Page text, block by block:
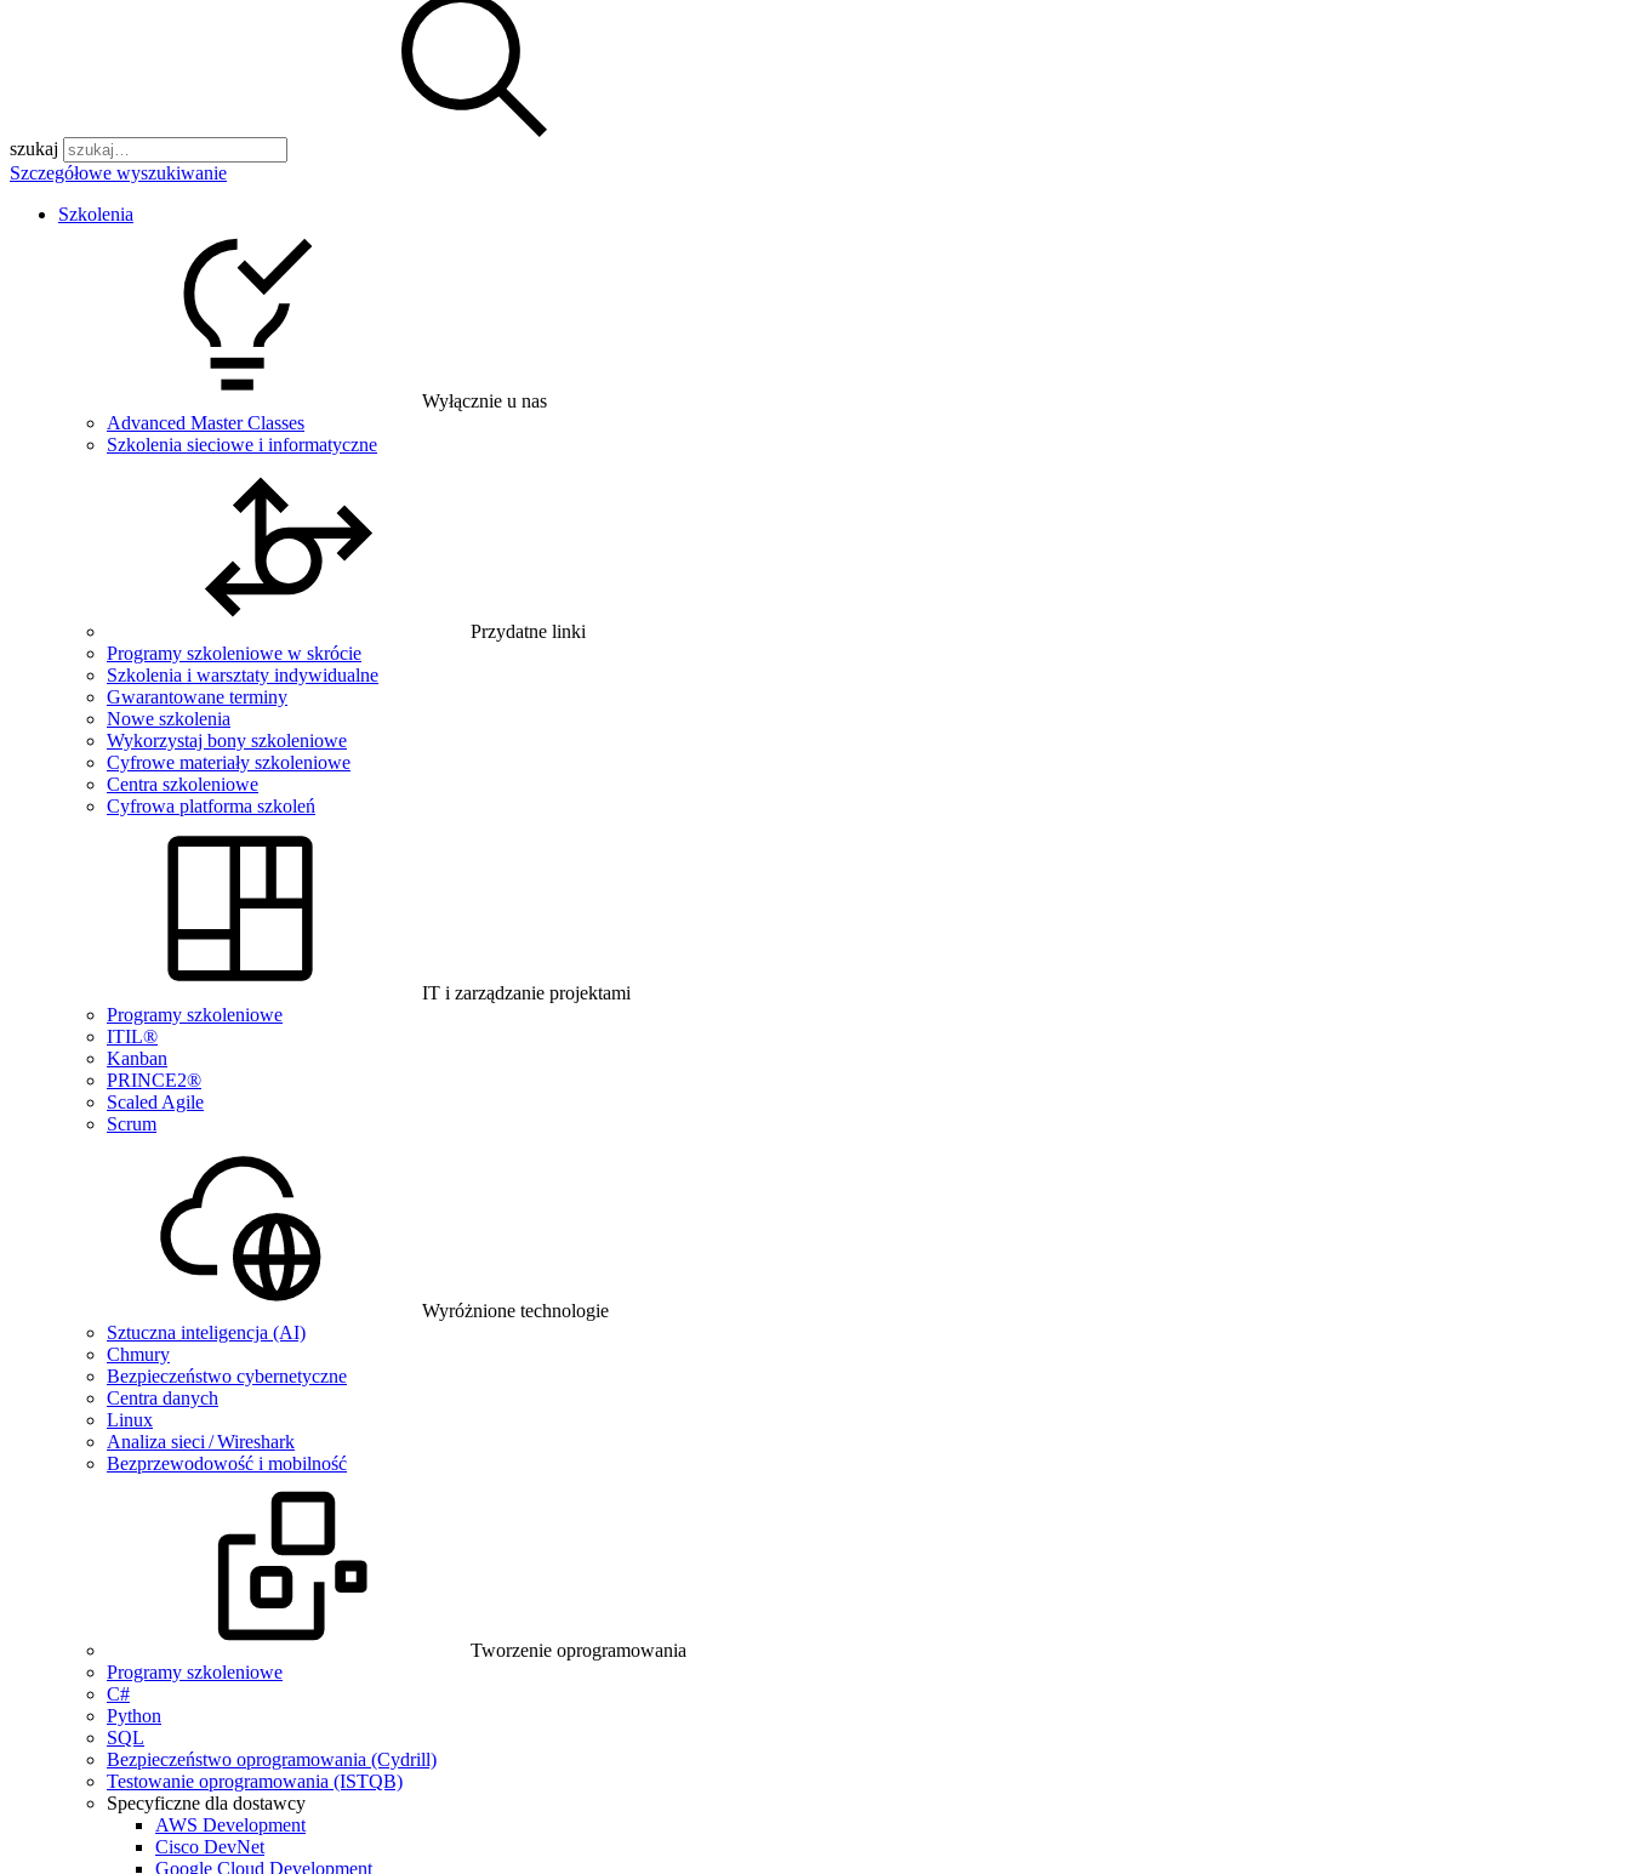
szukaj
Szczegółowe wyszukiwanie
Szkolenia
Wyłącznie u nas
Advanced Master Classes
Szkolenia sieciowe i informatyczne
Przydatne linki
Programy szkoleniowe w skrócie
Szkolenia i warsztaty indywidualne
Gwarantowane terminy
Nowe szkolenia
Wykorzystaj bony szkoleniowe
Cyfrowe materiały szkoleniowe
Centra szkoleniowe
Cyfrowa platforma szkoleń
IT i zarządzanie projektami
Programy szkoleniowe
ITIL®
Kanban
PRINCE2®
Scaled Agile
Scrum
Wyróżnione technologie
Sztuczna inteligencja (AI)
Chmury
Bezpieczeństwo cybernetyczne
Centra danych
Linux
Analiza sieci / Wireshark
Bezprzewodowość i mobilność
Tworzenie oprogramowania
Programy szkoleniowe
C#
Python
SQL
Bezpieczeństwo oprogramowania (Cydrill)
Testowanie oprogramowania (ISTQB)
Specyficzne dla dostawcy
AWS Development
Cisco DevNet
Google Cloud Development